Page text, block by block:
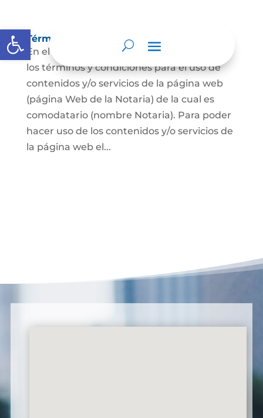
Abrir barra de herramientas
Términos y condiciones
En el presente documento se establecen
los términos y condiciones para el uso de
contenidos y/o servicios de la página web
(página Web de la Notaria) de la cual es
comodatario (nombre Notaria). Para poder
hacer uso de los contenidos y/o servicios de
la página web el...